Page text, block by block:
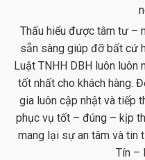
Thấu hiểu được tâm tư –
sẵn sàng giúp đỡ bất cứ
Luật TNHH DBH luôn luôn
tốt nhất cho khách hàng.
gia luôn cập nhật và tiếp
phục vụ tốt – đúng – kịp
mang lại sự an tâm và tin
Tín –